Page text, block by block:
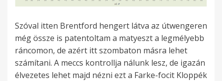
Szóval itten Brentford hengert látva az útwengeren
még össze is patentoltam a matyeszt a legmélyebb
ráncomon, de azért itt szombaton másra lehet
számítani. A meccs kontrollja nálunk lesz, de igazán
élvezetes lehet majd nézni ezt a Farke-focit Kloppék